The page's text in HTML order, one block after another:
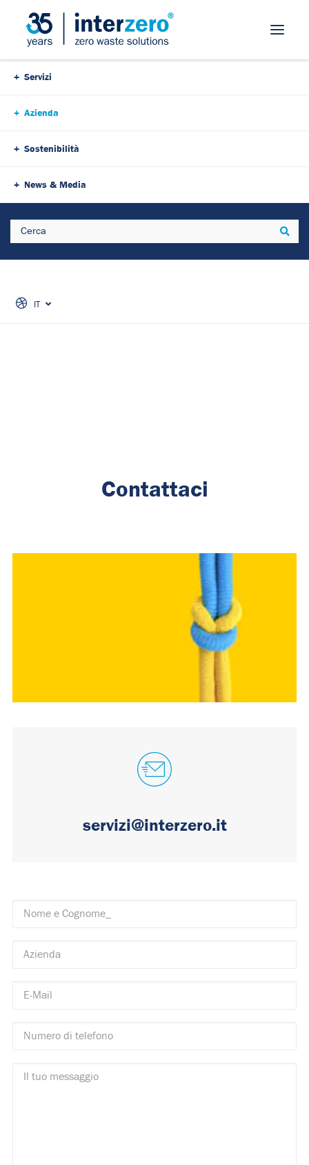
Servizi
Azienda
Sostenibilità
News & Media
Search
IT
Contattaci
servizi@interzero.it